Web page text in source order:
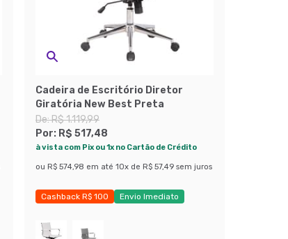
Cadeira de Escritório Diretor
Giratória New Best Preta
De:R$ 1.119,99
Por: R$ 517,48
à vista com Pix ou 1x no Cartão de Crédito
ou R$ 574,98 em até 10x de R$ 57,49 sem juros
Cashback R$ 100
Envio Imediato